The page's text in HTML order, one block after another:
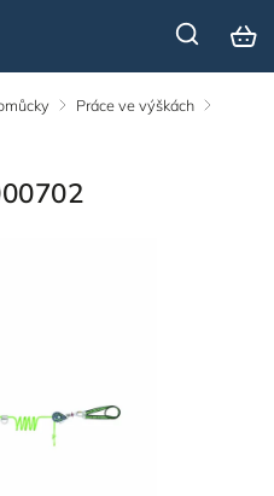
/ Práce ve výškách /